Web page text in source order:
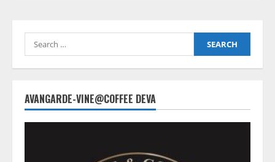
Search
for:
AVANGARDE-VINE@COFFEE DEVA